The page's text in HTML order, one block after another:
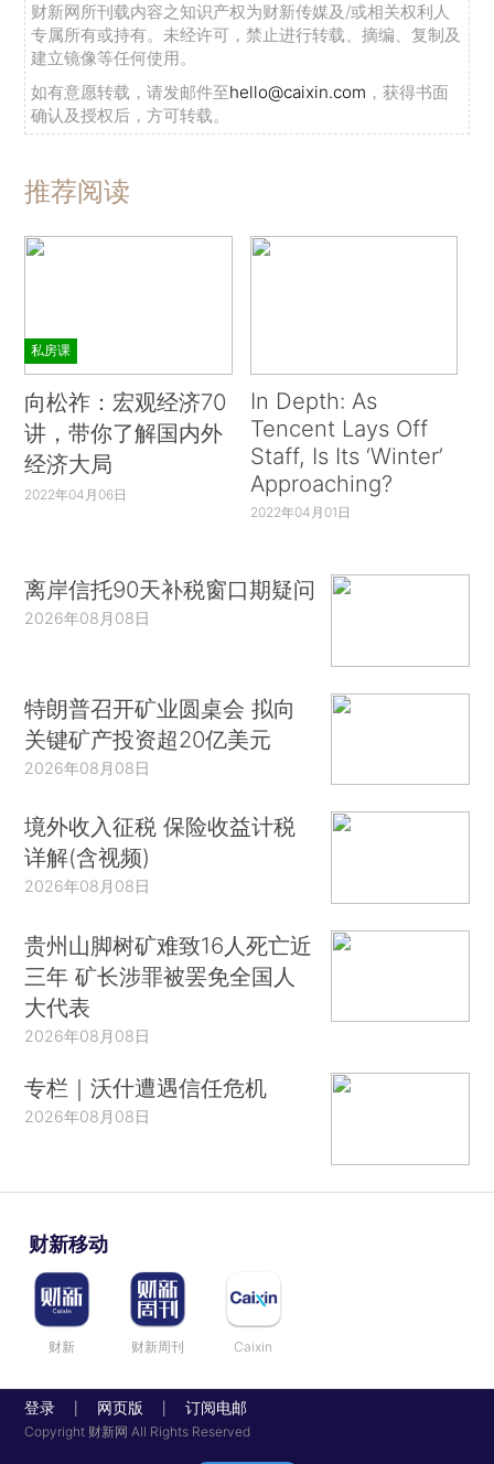
财新网所刊载内容之知识产权为财新传媒及/或相关权利人
专属所有或持有。未经许可，禁止进行转载、摘编、复制及
建立镜像等任何使用。
如有意愿转载，请发邮件至hello@caixin.com ，获得书面
确认及授权后，方可转载。
推荐阅读
私房课
向松祚：宏观经济70
讲，带你了解国内外
经济大局
2022年04月06日
In Depth: As
Tencent Lays Off
Staff, Is Its ‘Winter’
Approaching?
2022年04月01日
离岸信托90天补税窗口期疑问
2026年08月08日
特朗普召开矿业圆桌会 拟向
关键矿产投资超20亿美元
2026年08月08日
境外收入征税 保险收益计税
详解(含视频)
2026年08月08日
贵州山脚树矿难致16人死亡近
三年 矿长涉罪被罢免全国人
大代表
2026年08月08日
专栏｜沃什遭遇信任危机
2026年08月08日
财新移动
财新 财新周刊 Caixin
登录 网页版 订阅电邮
Copyright 财新网 All Rights Reserved